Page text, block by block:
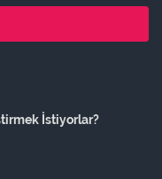
İstiyorlar?